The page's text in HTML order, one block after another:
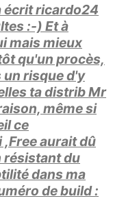
écrit ricardo24
:-) Et à
mais mieux
qu'un procès,
un risque d'y
ta distrib Mr
même si
ce
aurait dû
résistant du
dans ma
de build :